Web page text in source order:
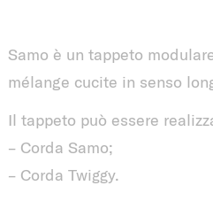
Samo è un tappeto
mélange cucite in senso
Il tappeto può essere
– Corda Samo;
– Corda Twiggy.